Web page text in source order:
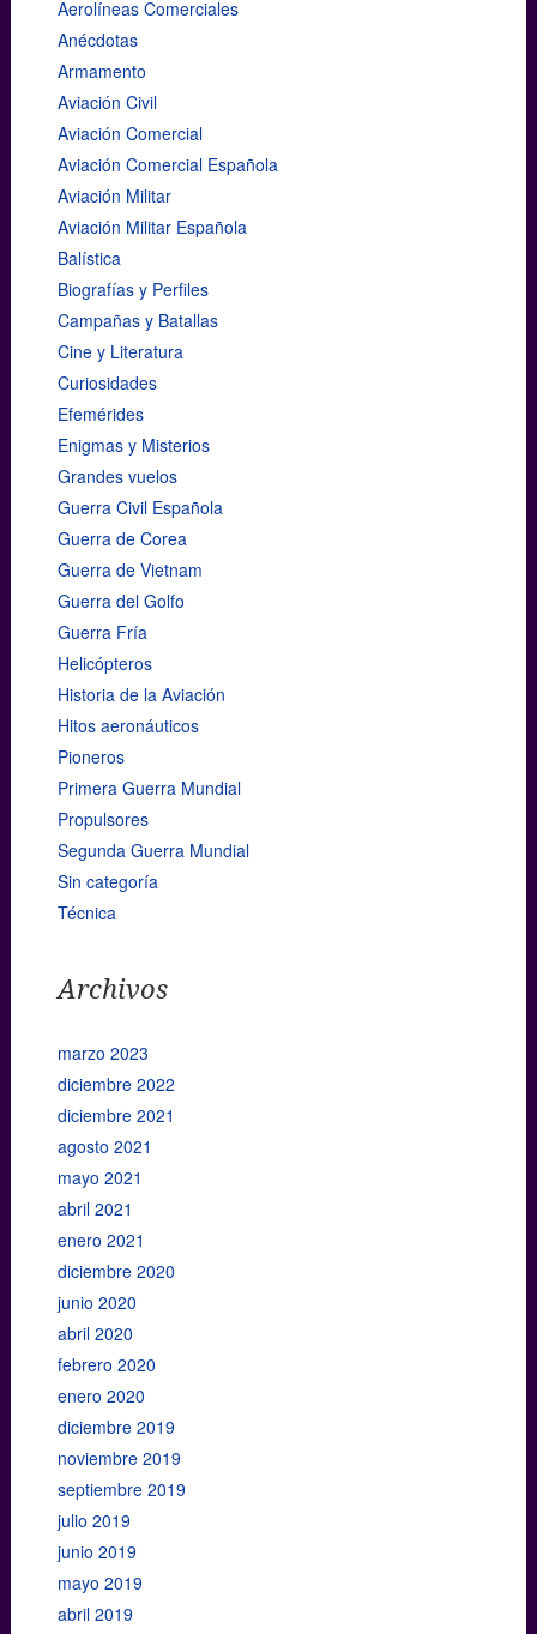
Aerolíneas Comerciales
Anécdotas
Armamento
Aviación Civil
Aviación Comercial
Aviación Comercial Española
Aviación Militar
Aviación Militar Española
Balística
Biografías y Perfiles
Campañas y Batallas
Cine y Literatura
Curiosidades
Efemérides
Enigmas y Misterios
Grandes vuelos
Guerra Civil Española
Guerra de Corea
Guerra de Vietnam
Guerra del Golfo
Guerra Fría
Helicópteros
Historia de la Aviación
Hitos aeronáuticos
Pioneros
Primera Guerra Mundial
Propulsores
Segunda Guerra Mundial
Sin categoría
Técnica
Archivos
marzo 2023
diciembre 2022
diciembre 2021
agosto 2021
mayo 2021
abril 2021
enero 2021
diciembre 2020
junio 2020
abril 2020
febrero 2020
enero 2020
diciembre 2019
noviembre 2019
septiembre 2019
julio 2019
junio 2019
mayo 2019
abril 2019